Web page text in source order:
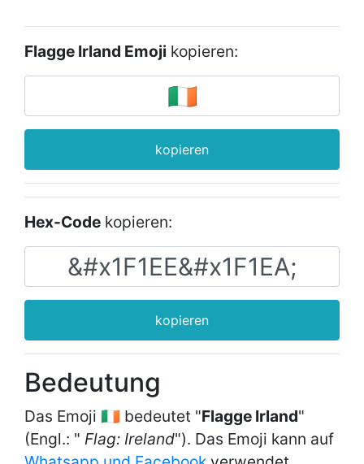
Flagge Irland Emoji kopieren:
kopieren
Hex-Code kopieren:
kopieren
Bedeutung
Das Emoji 🇮🇪 bedeutet "Flagge Irland"
(Engl.: " Flag: Ireland"). Das Emoji kann auf